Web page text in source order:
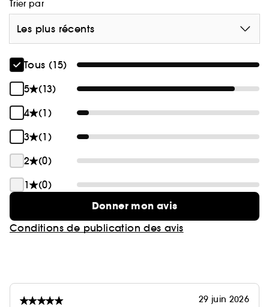
Trier par
Les plus récents
Tous (15)
5
(13)
4
(1)
3
(1)
2
(0)
1
(0)
Donner mon avis
Conditions de publication des avis
29 juin 2026